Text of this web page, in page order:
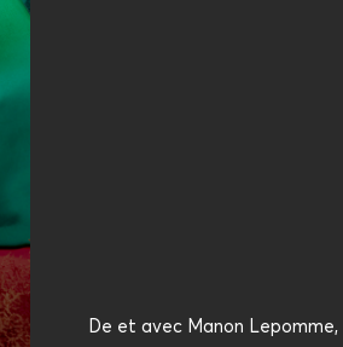
De et avec Manon